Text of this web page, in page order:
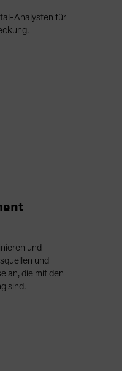
Analysten für
und
und
an, die mit den
sind.